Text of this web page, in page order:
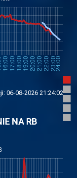
06-08-2026 21:24:02
NA RB